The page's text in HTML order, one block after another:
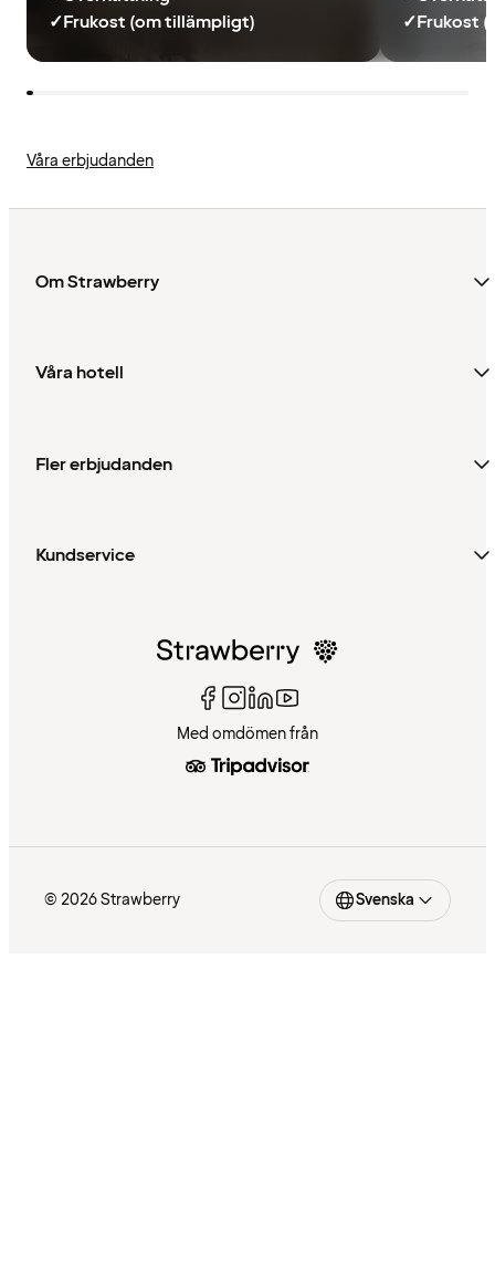
✓Frukost (om tillämpligt)
✓Frukost
Våra erbjudanden
Om Strawberry
Våra hotell
Fler erbjudanden
Kundservice
Med omdömen från
© 2026 Strawberry Svenska